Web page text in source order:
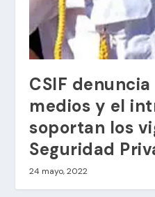
CSIF
medios y el
soportan los
Seguridad
24 mayo, 2022